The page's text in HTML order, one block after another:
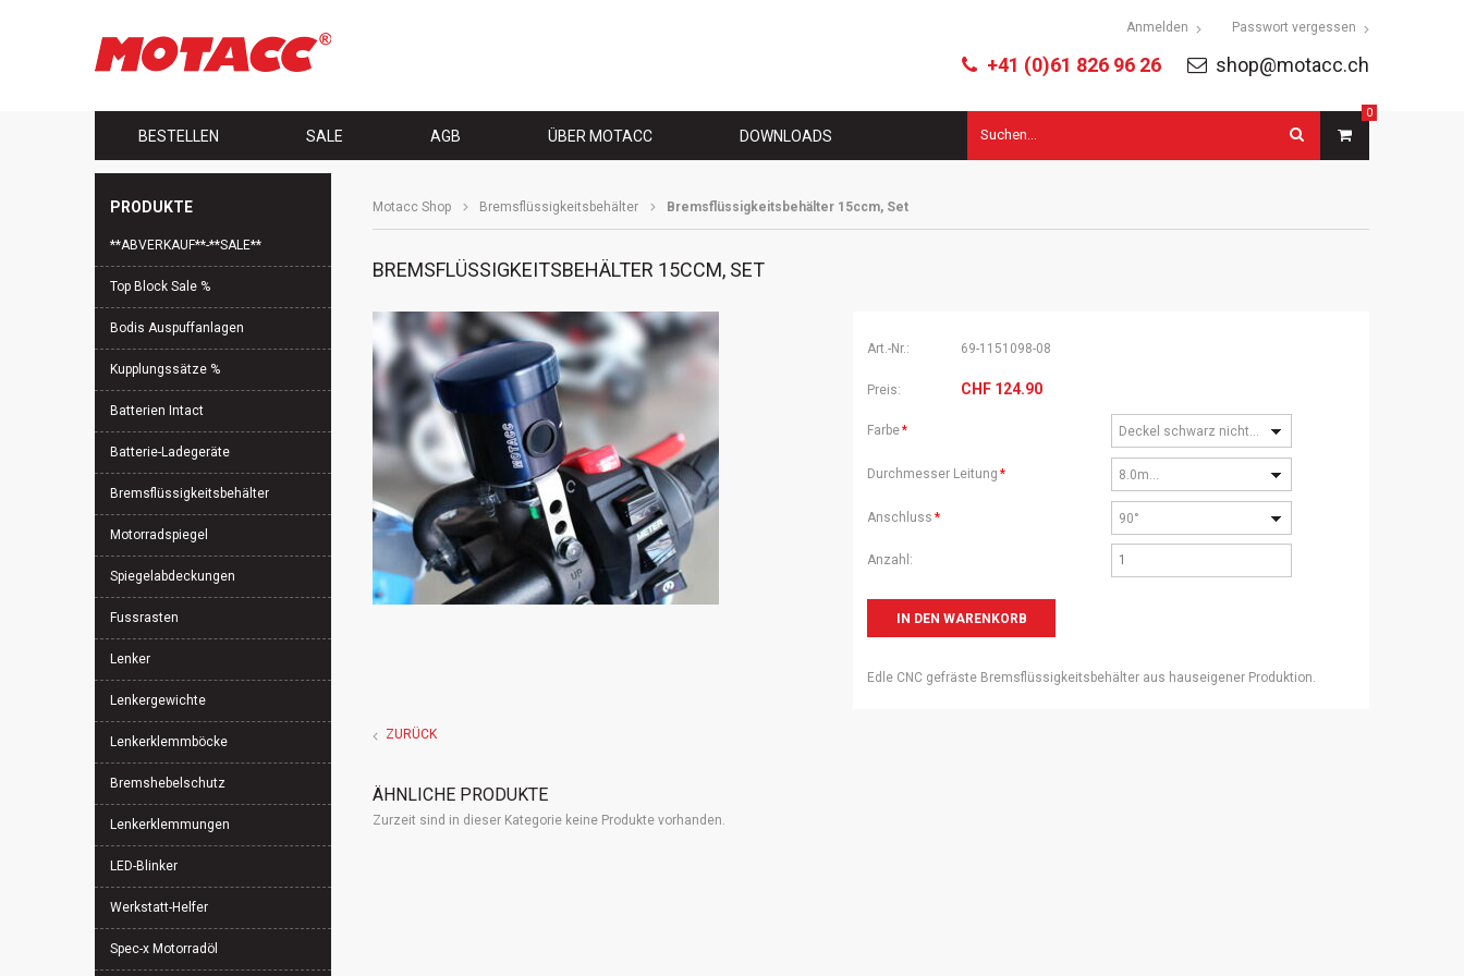
Anmelden Passwort vergessen
+41 (0)61 826 96 26 shop@motacc.ch
überspringen
BESTELLEN SALE AGB ÜBER MOTACC DOWNLOADS
0
Suchbegriffe
Motacc Shop Bremsflüssigkeitsbehälter Bremsflüssigkeitsbehälter 15ccm, Set
BREMSFLÜSSIGKEITSBEHÄLTER 15CCM, SET
Art.-Nr.: 69-1151098-08
Preis: CHF 124.90
Pflichtfeld
Farbe* Deckel schwarz nicht gefräst
Pflichtfeld
Durchmesser Leitung * 8.0mm
Pflichtfeld
Anschluss * 90°
Anzahl:
Edle CNC gefräste Bremsflüssigkeitsbehälter aus hauseigener Produktion.
ZURÜCK
ÄHNLICHE PRODUKTE
Zurzeit sind in dieser Kategorie keine Produkte vorhanden.
PRODUKTE
Navigation
**ABVERKAUF**-**SALE**
Top Block Sale %
Bodis Auspuffanlagen
Kupplungssätze %
Batterien Intact
Batterie-Ladegeräte
Bremsflüssigkeitsbehälter
Motorradspiegel
Spiegelabdeckungen
Fussrasten
Lenker
Lenkergewichte
Lenkerklemmböcke
Bremshebelschutz
Lenkerklemmungen
LED-Blinker
Werkstatt-Helfer
Spec-x Motorradöl